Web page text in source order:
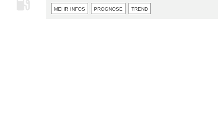
mehr infos prognose trend